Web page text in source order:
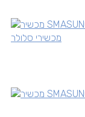
מכשירי סלולר